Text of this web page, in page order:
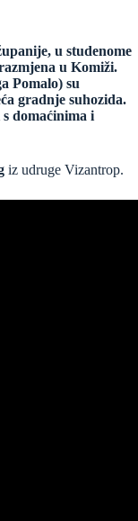
u studenome
u Komiži.
Pomalo) su
gradnje suhozida.
domaćinima i
iz udruge Vizantrop.